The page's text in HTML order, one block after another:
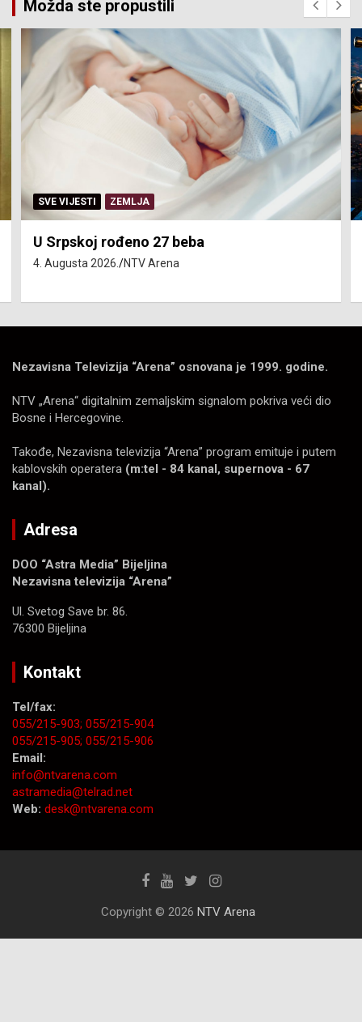
Možda ste propustili
SERVISNE INFORMACIJE
Isključenja vode – utorak 4. avgust
4. Augusta 2026. NTV Arena
Nezavisna Televizija “Arena” osnovana je 1999. godine.
NTV „Arena“ digitalnim zemaljskim signalom pokriva veći dio
Bosne i Hercegovine.
Takođe, Nezavisna televizija “Arena” program emituje i putem
kablovskih operatera (m:tel - 84 kanal, supernova - 67
kanal).
Adresa
DOO “Astra Media” Bijeljina
Nezavisna televizija “Arena”
Ul. Svetog Save br. 86.
76300 Bijeljina
Kontakt
Tel/fax:
055/215-903; 055/215-904
055/215-905; 055/215-906
Email:
info@ntvarena.com
astramedia@telrad.net
Web: desk@ntvarena.com
Copyright © 2026 NTV Arena